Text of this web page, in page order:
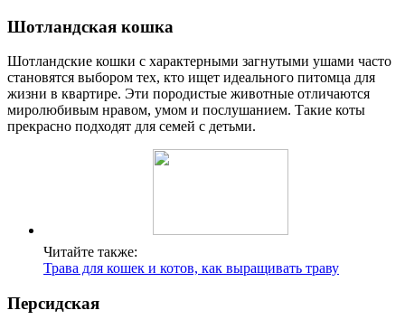
Шотландская кошка
Шотландские кошки с характерными загнутыми ушами часто
становятся выбором тех, кто ищет идеального питомца для
жизни в квартире. Эти породистые животные отличаются
миролюбивым нравом, умом и послушанием. Такие коты
прекрасно подходят для семей с детьми.
Читайте также:
Трава для кошек и котов, как выращивать траву
Персидская